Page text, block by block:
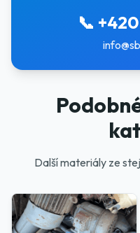
📞
Další materiály ze